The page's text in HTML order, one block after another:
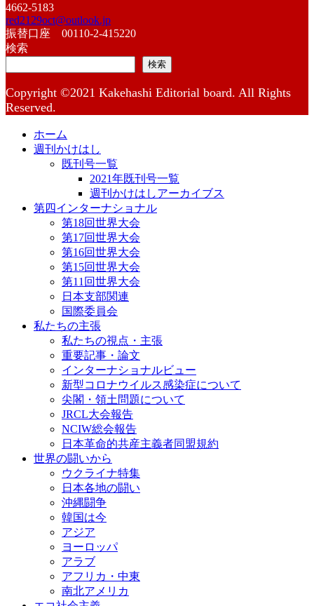
4662-5183
red2129oct@outlook.jp
振替口座 00110-2-415220
検索
検索
Copyright ©2021 Kakehashi Editorial board. All Rights
Reserved.
ホーム
週刊かけはし
既刊号一覧
2021年既刊号一覧
週刊かけはしアーカイブス
第四インターナショナル
第18回世界大会
第17回世界大会
第16回世界大会
第15回世界大会
第11回世界大会
日本支部関連
国際委員会
私たちの主張
私たちの視点・主張
重要記事・論文
インターナショナルビュー
新型コロナウイルス感染症について
尖閣・領土問題について
JRCL大会報告
NCIW総会報告
日本革命的共産主義者同盟規約
世界の闘いから
ウクライナ特集
日本各地の闘い
沖縄闘争
韓国は今
アジア
ヨーロッパ
アラブ
アフリカ・中東
南北アメリカ